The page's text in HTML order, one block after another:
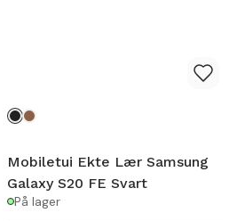
Mobiletui Ekte Lær Samsung
Galaxy S20 FE Svart
På lager